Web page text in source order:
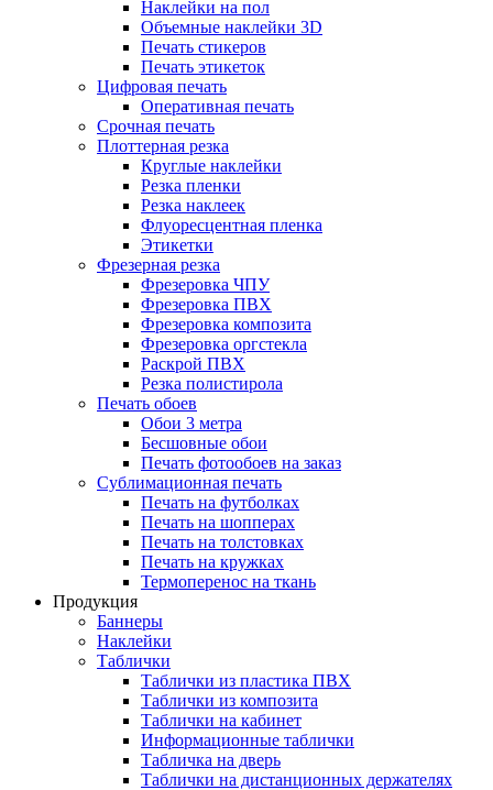
Наклейки на пол
Объемные наклейки 3D
Печать стикеров
Печать этикеток
Цифровая печать
Оперативная печать
Срочная печать
Плоттерная резка
Круглые наклейки
Резка пленки
Резка наклеек
Флуоресцентная пленка
Этикетки
Фрезерная резка
Фрезеровка ЧПУ
Фрезеровка ПВХ
Фрезеровка композита
Фрезеровка оргстекла
Раскрой ПВХ
Резка полистирола
Печать обоев
Обои 3 метра
Бесшовные обои
Печать фотообоев на заказ
Сублимационная печать
Печать на футболках
Печать на шопперах
Печать на толстовках
Печать на кружках
Термоперенос на ткань
Продукция
Баннеры
Наклейки
Таблички
Таблички из пластика ПВХ
Таблички из композита
Таблички на кабинет
Информационные таблички
Табличка на дверь
Таблички на дистанционных держателях